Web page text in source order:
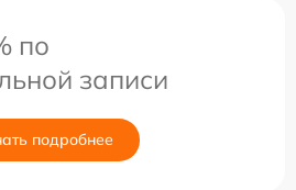
по
записи
подробнее